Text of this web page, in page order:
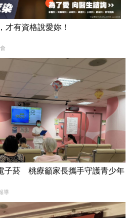
才有資格說愛妳！
子菸 桃療籲家長攜手守護青少年
導